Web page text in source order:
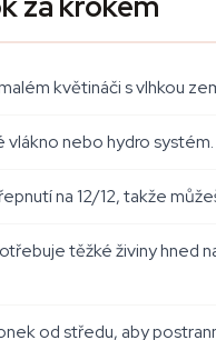
květináči s vlhkou
nebo hydro
na 12/12, takže
těžké živiny
od středu, aby